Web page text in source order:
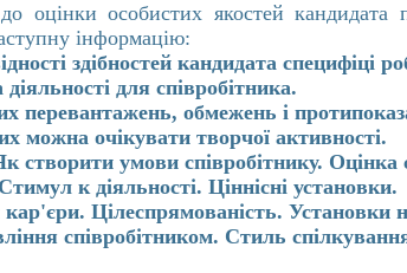
оцінки особистих якостей
інформацію:
здібностей кандидата специфіці
для співробітника.
перевантажень, обмежень і
можна очікувати творчої активності.
створити умови співробітнику. Оцінка
к діяльності. Ціннісні установки.
Цілеспрямованість. Установки
співробітником. Стиль